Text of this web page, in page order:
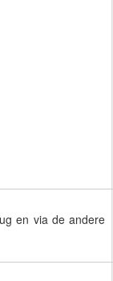
en via de andere